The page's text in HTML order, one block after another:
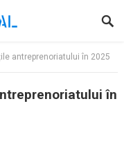
antreprenoriatului în 2025
în